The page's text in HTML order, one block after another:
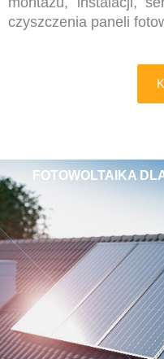
czyszczenia paneli
FOTOWOLTAIKA